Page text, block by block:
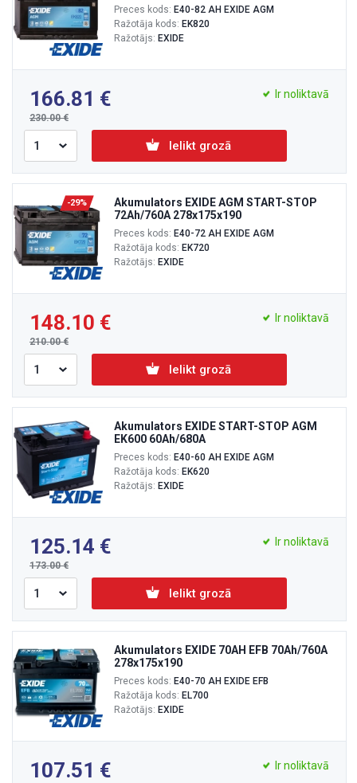
Preces kods: E40-82 AH EXIDE AGM
Ražotāja kods: EK820
Ražotājs: EXIDE
166.81
230.00
Ir noliktavā
Ielikt grozā
-29%
Akumulators EXIDE AGM START-STOP
72Ah/760A 278x175x190
Preces kods: E40-72 AH EXIDE AGM
Ražotāja kods: EK720
Ražotājs: EXIDE
148.10
210.00
Ir noliktavā
Ielikt grozā
Akumulators EXIDE START-STOP AGM
EK600 60Ah/680A
Preces kods: E40-60 AH EXIDE AGM
Ražotāja kods: EK620
Ražotājs: EXIDE
125.14
173.00
Ir noliktavā
Ielikt grozā
Akumulators EXIDE 70AH EFB 70Ah/760A
278x175x190
Preces kods: E40-70 AH EXIDE EFB
Ražotāja kods: EL700
Ražotājs: EXIDE
107.51 Ir noliktavā